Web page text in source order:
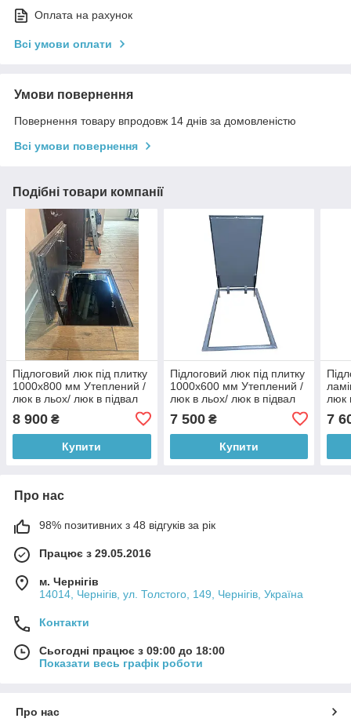
Оплата на рахунок
Всі умови оплати
Умови повернення
Повернення товару впродовж 14 днів за домовленістю
Всі умови повернення
Подібні товари компанії
Підлоговий люк під плитку
1000x800 мм Утеплений /
люк в льох/ люк в підвал
8 900 ₴
Купити
Підлоговий люк під плитку
1000x600 мм Утеплений /
люк в льох/ люк в підвал
7 500₴
Купити
люк
7
Про нас
98% позитивних з 48 відгуків за рік
Працює з 29.05.2016
м. Чернігів
14014, Чернігів, ул. Толстого, 149, Чернігів, Україна
Контакти
Сьогодні працює з 09:00 до 18:00
Показати весь графік роботи
Про нас